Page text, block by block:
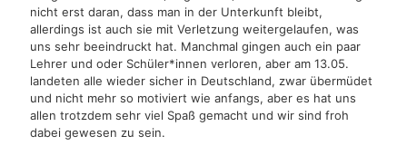
nicht erst daran, dass man in der Unterkunft bleibt,
allerdings ist auch sie mit Verletzung weitergelaufen, was
uns sehr beeindruckt hat. Manchmal gingen auch ein paar
Lehrer und oder Schüler*innen verloren, aber am 13.05.
landeten alle wieder sicher in Deutschland, zwar übermüdet
und nicht mehr so motiviert wie anfangs, aber es hat uns
allen trotzdem sehr viel Spaß gemacht und wir sind froh
dabei gewesen zu sein.